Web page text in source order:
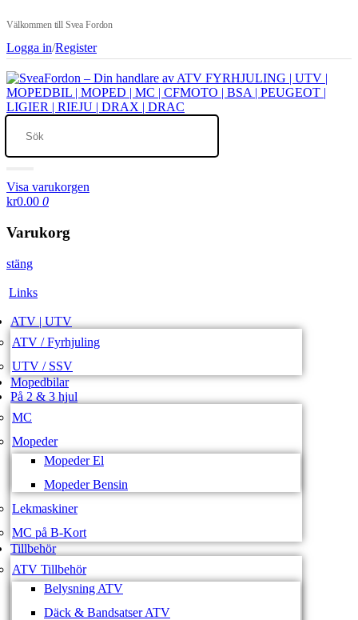
Välkommen till Svea Fordon
Logga in/Register
Visa varukorgen
kr0.00 0
Varukorg
stäng
Links
ATV | UTV
ATV / Fyrhjuling
UTV / SSV
Mopedbilar
På 2 & 3 hjul
MC
Mopeder
Mopeder El
Mopeder Bensin
Lekmaskiner
MC på B-Kort
Tillbehör
ATV Tillbehör
Belysning ATV
Däck & Bandsatser ATV